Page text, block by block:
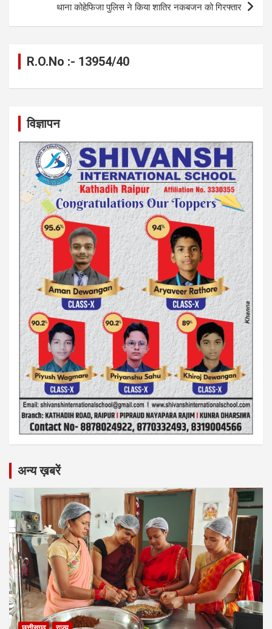
थाना कोहेफिजा पुलिस ने किया शातिर नकबजन को गिरफ्तार
R.O.No :- 13954/40
विज्ञापन
अन्य ख़बरें